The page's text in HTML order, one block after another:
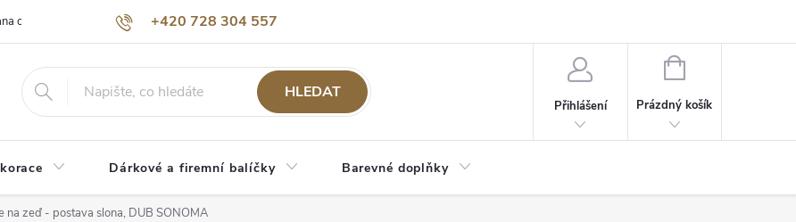
+420 728 304 557
osobních údajů O nás
HLEDAT
Přihlášení
NÁKUPNÍ
Prázdný košík
Dárkové a firemní balíčky Barevné doplňky
na zeď - postava slona, DUB SONOMA